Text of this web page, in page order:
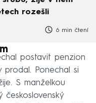
rozešli
6 min čtení
postavit penzion
prodal. Ponechal si
S manželkou
československý